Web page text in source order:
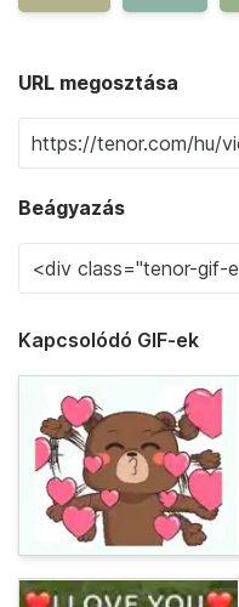
URL megosztása
Beágyazás
Kapcsolódó GIF-ek